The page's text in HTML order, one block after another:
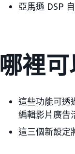
亞馬遜 DSP
哪裡
這些功能可透
編輯影片廣告
這三個新設定